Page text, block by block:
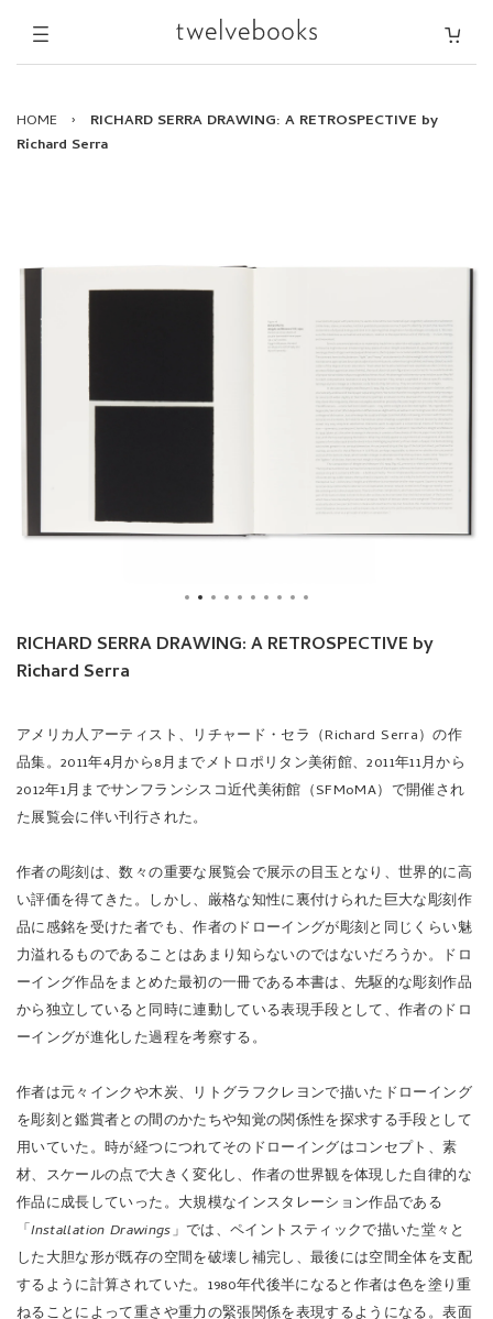
HOME ›
RICHARD SERRA DRAWING: A RETROSPECTIVE by
Richard Serra
RICHARD SERRA DRAWING: A RETROSPECTIVE by
Richard Serra
アメリカ人アーティスト、リチャード・セラ（Richard Serra）の作
品集。2011年4月から8月までメトロポリタン美術館、2011年11月から
2012年1月までサンフランシスコ近代美術館（SFMoMA）で開催され
た展覧会に伴い刊行された。
作者の彫刻は、数々の重要な展覧会で展示の目玉となり、世界的に高
い評価を得てきた。しかし、厳格な知性に裏付けられた巨大な彫刻作
品に感銘を受けた者でも、作者のドローイングが彫刻と同じくらい魅
力溢れるものであることはあまり知らないのではないだろうか。ドロ
ーイング作品をまとめた最初の一冊である本書は、先駆的な彫刻作品
から独立していると同時に連動している表現手段として、作者のドロ
ーイングが進化した過程を考察する。
作者は元々インクや木炭、リトグラフクレヨンで描いたドローイング
を彫刻と鑑賞者との間のかたちや知覚の関係性を探求する手段として
用いていた。時が経つにつれてそのドローイングはコンセプト、素
材、スケールの点で大きく変化し、作者の世界観を体現した自律的な
作品に成長していった。大規模なインスタレーション作品である
「Installation Drawings」では、ペイントスティックで描いた堂々と
した大胆な形が既存の空間を破壊し補完し、最後には空間全体を支配
するように計算されていた。1980年代後半になると作者は色を塗り重
ねることによって重さや重力の緊張関係を表現するようになる。表面